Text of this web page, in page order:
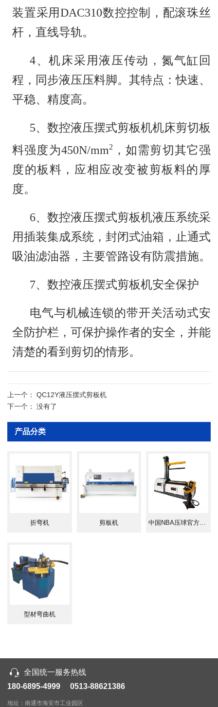
的金属板材施加剪切力，使板材按所需
械中的一种，主要作用就是金属加工行
业。产品广泛适用于航空、轻工、冶
金、化工、建筑、船舶、汽车、电力、
电器、装潢等行业提供所需的专用机械
细节展示：
装置采用DAC310数控控制，配滚珠丝
杆，直线导轨。
4、机床采用液压传动，氮气缸回
程，同步液压压料脚。其特点：快速、
平稳、精度高。
5、数控液压摆式剪板机机床剪切板
料强度为450N/mm2，如需剪切其它强
度的板料，应相应改变被剪板料的厚
度。
6、数控液压摆式剪板机液压系统采
用插装集成系统，封闭式油箱，止通式
吸油滤油器，主要管路设有防震措施。
7、数控液压摆式剪板机安全保护
电气与机械连锁的带开关活动式安
全防护栏，可保护操作者的安全，并能
清楚的看到剪切的情形。
上一个： QC12Y液压摆式剪板机
下一个： 没有了
产品分类
折弯机 剪板机 中国NBA压球官方网,最专业的压球门户!
型材弯曲机
全国统一服务热线
180-6895-4999 0513-88621386
地址：南通市海安市工业园区